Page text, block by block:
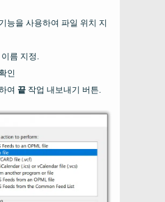
능을 사용하여 파일 위치 지
름 지정.
인
여 끝 작업 내보내기 버튼.